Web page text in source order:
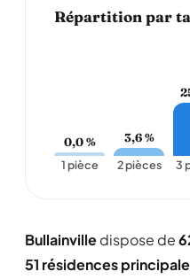
Répartition par
0,0 %
1 pièce
3,6 %
2 pièces
3
Bullainvilledispose de
51 résidences